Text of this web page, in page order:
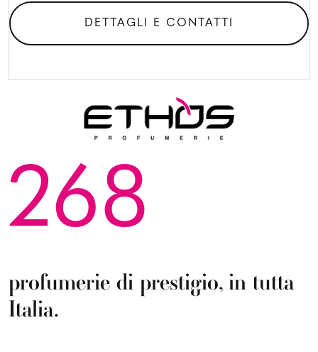
DETTAGLI E CONTATTI
268
profumerie di prestigio, in tutta
Italia.